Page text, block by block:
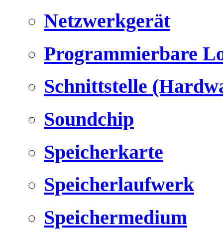
Netzwerkgerät
Programmierbare
Schnittstelle
Soundchip
Speicherkarte
Speicherlaufwerk
Speichermedium